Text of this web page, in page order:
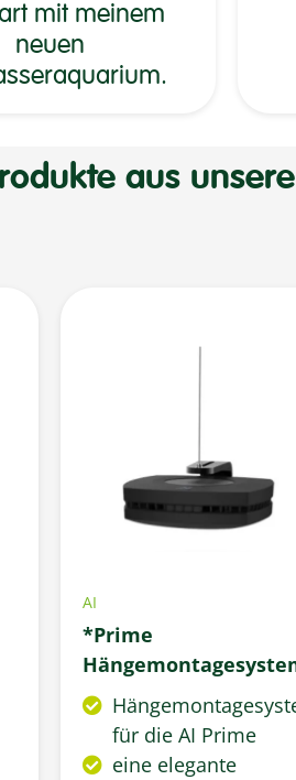
mit meinem
neuen
aus
AI
*Prime
(schwarz)
für die AI Prime
eine elegante